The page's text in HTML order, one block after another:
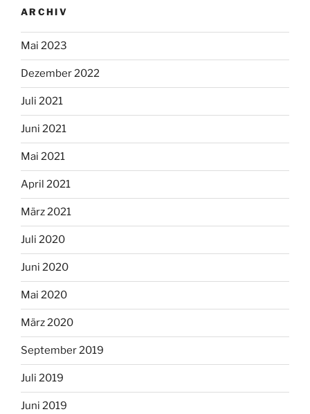
ARCHIV
Mai 2023
Dezember 2022
Juli 2021
Juni 2021
Mai 2021
April 2021
März 2021
Juli 2020
Juni 2020
Mai 2020
März 2020
September 2019
Juli 2019
Juni 2019